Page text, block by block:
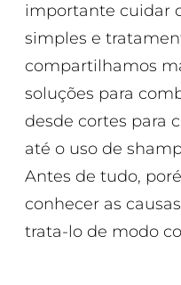
importante cuidar
simples e
compartilhamos
soluções para
desde cortes para
até o uso de
Antes de tudo,
conhecer as
trata-lo de modo